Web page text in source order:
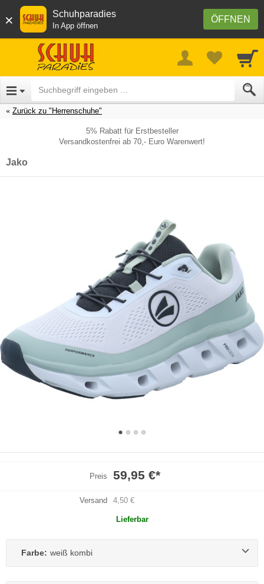
× ÖFFNEN
Schuhparadies
In App öffnen
Zurück zu "Herrenschuhe"
5% Rabatt für Erstbesteller
Versandkostenfrei ab 70,- Euro Warenwert!
Jako
Preis 59,95 €*
Versand 4,50 €
Lieferbar
Farbe: weiß kombi